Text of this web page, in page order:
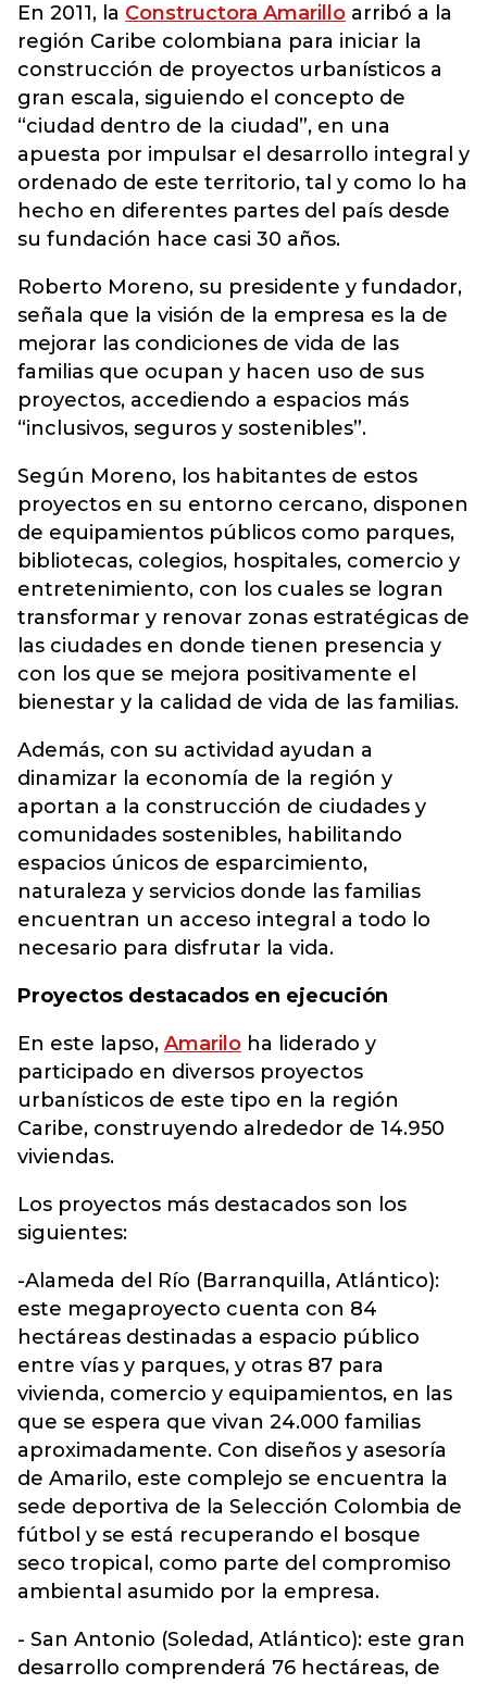
En 2011, la Constructora Amarillo arribó a la
región Caribe colombiana para iniciar la
construcción de proyectos urbanísticos a
gran escala, siguiendo el concepto de
“ciudad dentro de la ciudad”, en una
apuesta por impulsar el desarrollo integral y
ordenado de este territorio, tal y como lo ha
hecho en diferentes partes del país desde
su fundación hace casi 30 años.
Roberto Moreno, su presidente y fundador,
señala que la visión de la empresa es la de
mejorar las condiciones de vida de las
familias que ocupan y hacen uso de sus
proyectos, accediendo a espacios más
“inclusivos, seguros y sostenibles”.
Según Moreno, los habitantes de estos
proyectos en su entorno cercano, disponen
de equipamientos públicos como parques,
bibliotecas, colegios, hospitales, comercio y
entretenimiento, con los cuales se logran
transformar y renovar zonas estratégicas de
las ciudades en donde tienen presencia y
con los que se mejora positivamente el
bienestar y la calidad de vida de las familias.
Además, con su actividad ayudan a
dinamizar la economía de la región y
aportan a la construcción de ciudades y
comunidades sostenibles, habilitando
espacios únicos de esparcimiento,
naturaleza y servicios donde las familias
encuentran un acceso integral a todo lo
necesario para disfrutar la vida.
Proyectos destacados en ejecución
En este lapso, Amarilo ha liderado y
participado en diversos proyectos
urbanísticos de este tipo en la región
Caribe, construyendo alrededor de 14.950
viviendas.
Los proyectos más destacados son los
siguientes:
-Alameda del Río (Barranquilla, Atlántico):
este megaproyecto cuenta con 84
hectáreas destinadas a espacio público
entre vías y parques, y otras 87 para
vivienda, comercio y equipamientos, en las
que se espera que vivan 24.000 familias
aproximadamente. Con diseños y asesoría
de Amarilo, este complejo se encuentra la
sede deportiva de la Selección Colombia de
fútbol y se está recuperando el bosque
seco tropical, como parte del compromiso
ambiental asumido por la empresa.
- San Antonio (Soledad, Atlántico): este gran
desarrollo comprenderá 76 hectáreas, de